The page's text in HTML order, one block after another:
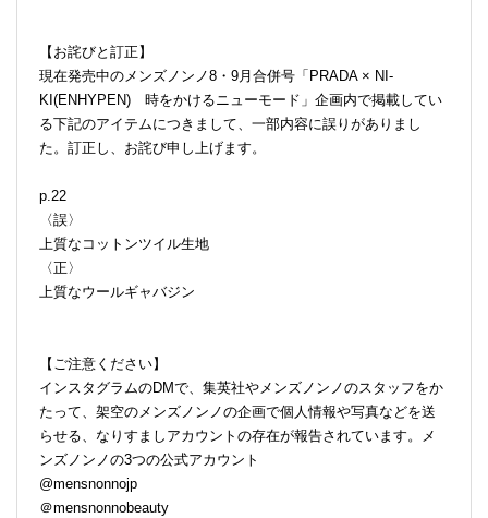
【お詫びと訂正】
現在発売中のメンズノンノ8・9月合併号「PRADA × NI-
KI(ENHYPEN) 時をかけるニューモード」企画内で掲載してい
る下記のアイテムにつきまして、一部内容に誤りがありまし
た。訂正し、お詫び申し上げます。
p.22
〈誤〉
上質なコットンツイル生地
〈正〉
上質なウールギャバジン
【ご注意ください】
インスタグラムのDMで、集英社やメンズノンノのスタッフをか
たって、架空のメンズノンノの企画で個人情報や写真などを送
らせる、なりすましアカウントの存在が報告されています。メ
ンズノンノの3つの公式アカウント
@mensnonnojp
＠mensnonnobeauty